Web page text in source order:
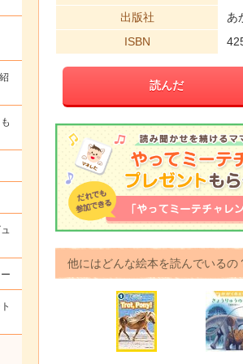
出版社
あ
ISBN
読んだ
他にはどんな絵本を読んでいるの